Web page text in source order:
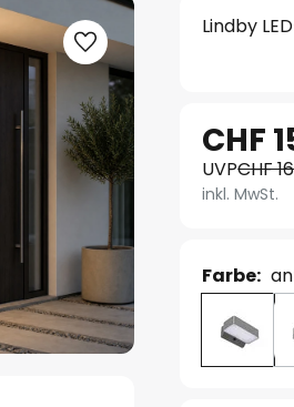
Lindby
CHF
UVPCHF
inkl. MwSt.
Farbe: